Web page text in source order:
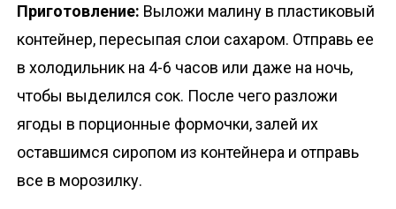
Приготовление: Выложи малину в пластиковый
контейнер, пересыпая слои сахаром. Отправь ее
в холодильник на 4-6 часов или даже на ночь,
чтобы выделился сок. После чего разложи
ягоды в порционные формочки, залей их
оставшимся сиропом из контейнера и отправь
все в морозилку.